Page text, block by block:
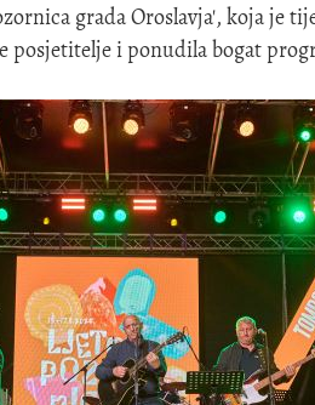
grada Oroslavja', koja je
posjetitelje i ponudila bogat